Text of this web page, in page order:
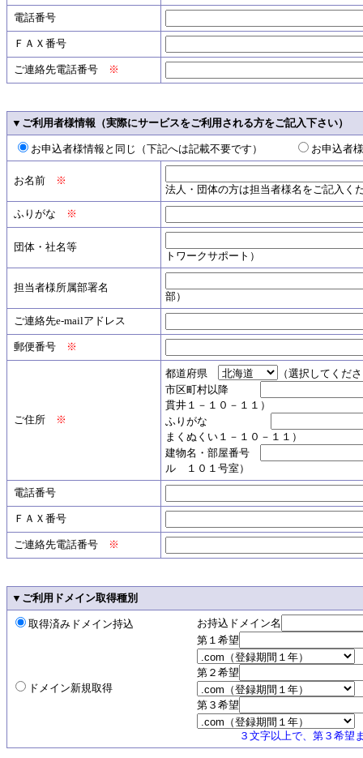
電話番号
ＦＡＸ番号
ご連絡先電話番号 ※
▼ご利用者様情報（実際にサービスをご利用される方をご記入下さい）
お申込者様情報と同じ（下記へは記載不要です） お申込者
お名前 ※
法人・団体の方は担当者様名をご記入く
ふりがな
※
団体・社名等
トワークサポート）
担当者様所属部署名
部）
ご連絡先e-mailアドレス
郵便番号 ※
ご住所 ※
都道府県
（選択してくだ
市区町村以降
貫井１－１０－１１）
ふりがな
まくぬくい１－１０－１１）
建物名・部屋番号
ル １０１号室）
電話番号
ＦＡＸ番号
ご連絡先電話番号 ※
▼ご利用ドメイン取得種別
取得済みドメイン持込 お持込ドメイン名
ドメイン新規取得
第１希望
第２希望
第３希望
３文字以上で、第３希望